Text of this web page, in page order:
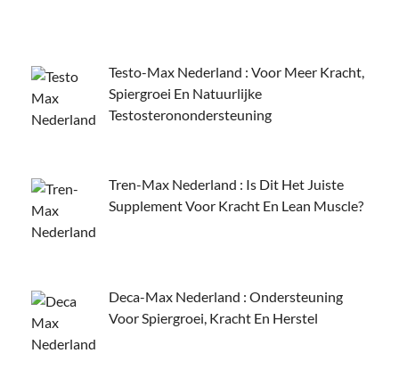
Testo-Max Nederland : Voor Meer Kracht,
Spiergroei En Natuurlijke
Testosteronondersteuning
Tren-Max Nederland : Is Dit Het Juiste
Supplement Voor Kracht En Lean Muscle?
Deca-Max Nederland : Ondersteuning
Voor Spiergroei, Kracht En Herstel